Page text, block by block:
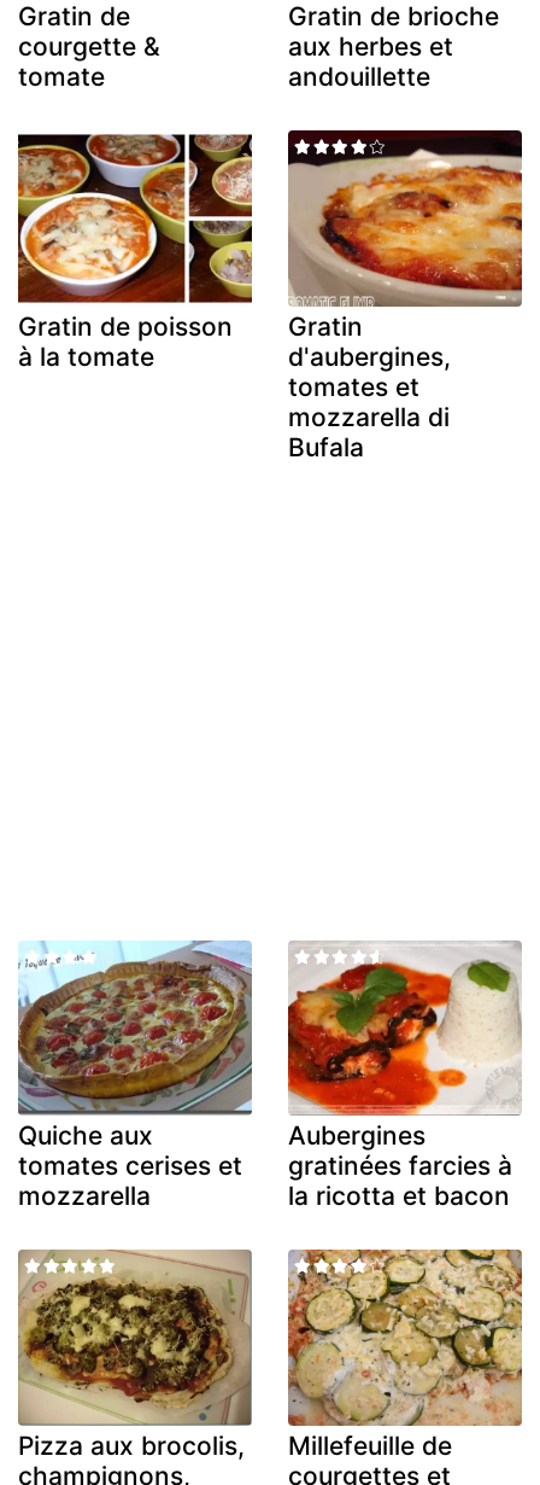
Gratin de
courgette &
tomate
Gratin de brioche
aux herbes et
andouillette
Gratin de poisson
à la tomate
Gratin
d'aubergines,
tomates et
mozzarella di
Bufala
Quiche aux
tomates cerises et
mozzarella
Aubergines
gratinées farcies à
la ricotta et bacon
Pizza aux brocolis,
champignons,
Millefeuille de
courgettes et